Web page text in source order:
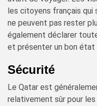
les citoyens français qui
ne peuvent pas rester
également déclarer
et présenter un bon état
Sécurité
Le Qatar est
relativement sûr pour